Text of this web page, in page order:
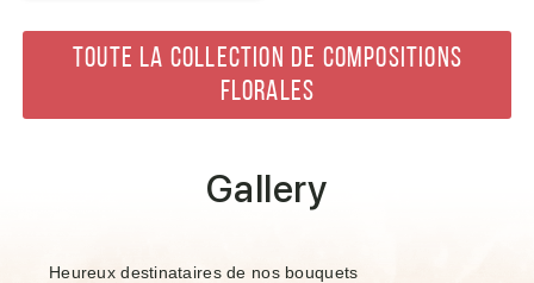
TOUTE LA COLLECTION DE COMPOSITIONS
FLORALES
Gallery
Heureux destinataires de nos bouquets